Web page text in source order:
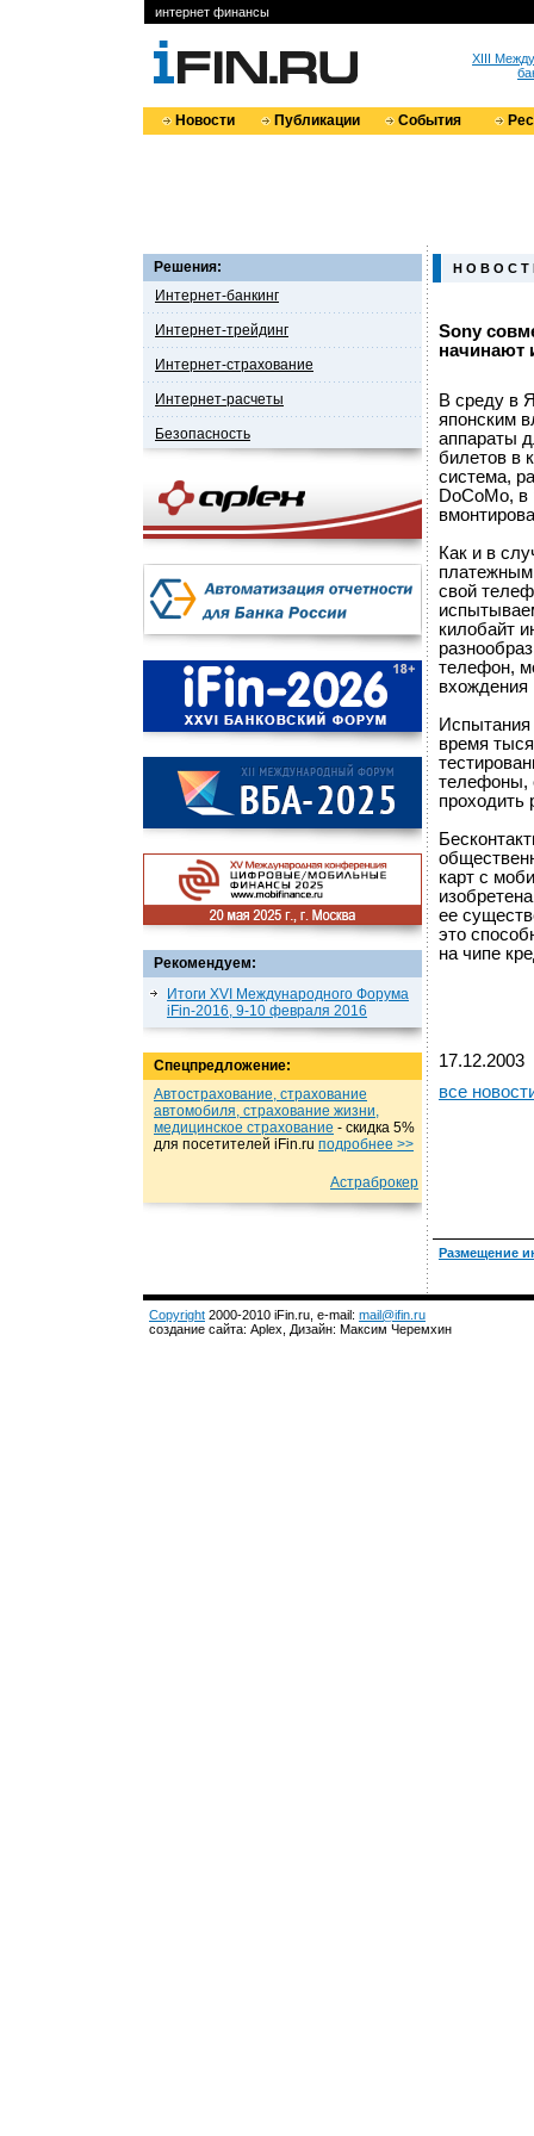
интернет финансы
XIII
Новости Публикации События
Решения:
Интернет-банкинг
Интернет-трейдинг
Интернет-страхование
Интернет-расчеты
Безопасность
Рекомендуем:
Итоги XVI Международного Форума
iFin-2016, 9-10 февраля 2016
Спецпредложение:
Автострахование, страхование
автомобиля, страхование жизни,
медицинское страхование - cкидка 5%
для посетителей iFin.ru подробнеe >>
Астраброкер
Н О В О С Т
Sony
начинают
В среду в
японским
аппараты
билетов в
система,
DoCoMo,
Как и в
свой
килобайт
телефон,
вхождения
Испытания
время
телефоны,
проходить
карт с
ее
это
на чипе
17.12.2003
все
Размещение
Copyright 2000-2010 iFin.ru, e-mail: mail@ifin.ru
создание сайта: Aplex, Дизайн: Максим Черемхин